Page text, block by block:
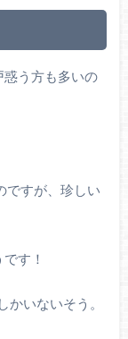
惑う方も多いの
ですが、珍しい
す！
いないそう。